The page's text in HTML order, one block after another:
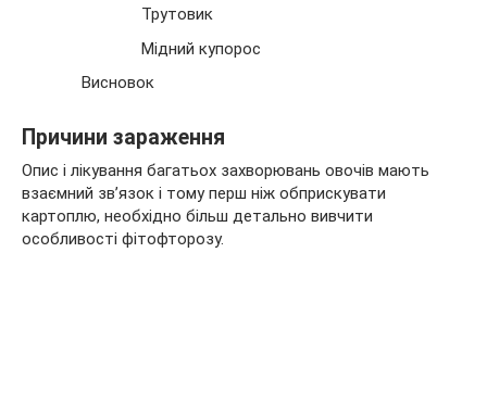
Трутовик
Мідний купорос
Висновок
Причини зараження
Опис і лікування багатьох захворювань овочів мають
взаємний зв’язок і тому перш ніж обприскувати
картоплю, необхідно більш детально вивчити
особливості фітофторозу.